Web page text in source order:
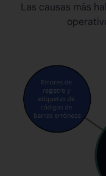
Las causas más